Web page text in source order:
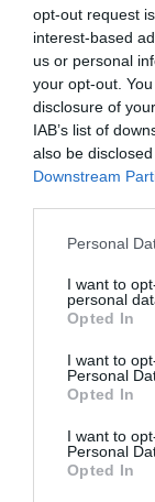
opt-out request
interest-based
us or personal
your opt-out.
disclosure of
IAB’s list of
also be
Downstream
Personal
I want to
personal
Opted In
I want to
Personal
Opted In
I want to
Personal
Opted In
ONLINE
ΜΕΝΟΥΜΕ ΣΠΙΤΙ
ΞΕΝΕΣ ΤΑΙΝΙΕΣ
Κάθε
την Τέχνη